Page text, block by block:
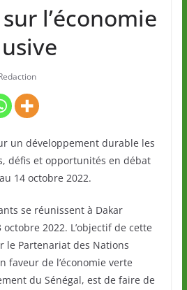
l’économie
un développement durable les
défis et opportunités en débat
14 octobre 2022.
se réunissent à Dakar
2022. L’objectif de cette
le Partenariat des Nations
faveur de l’économie verte
du Sénégal, est de faire de